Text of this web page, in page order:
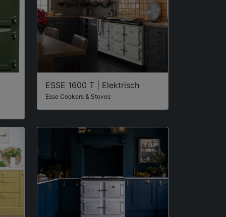
ESSE 1600 T | Elektrisch
Esse Cookers & Stoves